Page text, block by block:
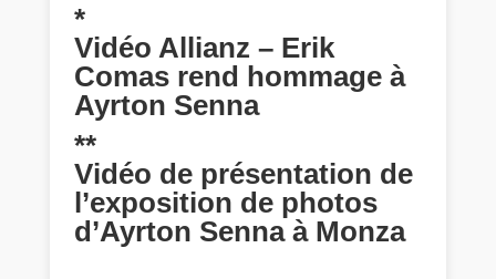
*
Vidéo Allianz – Erik
Comas rend hommage à
Ayrton Senna
**
Vidéo de présentation de
l’exposition de photos
d’Ayrton Senna à Monza